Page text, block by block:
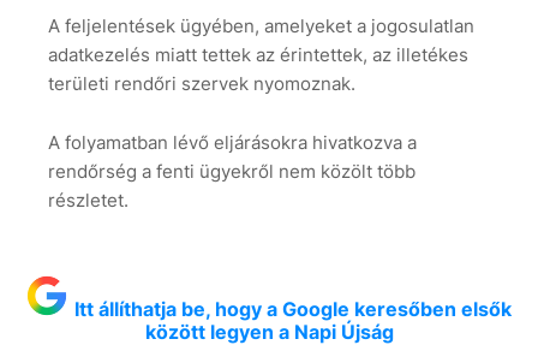
A feljelentések ügyében, amelyeket a jogosulatlan
adatkezelés miatt tettek az érintettek, az illetékes
területi rendőri szervek nyomoznak.
A folyamatban lévő eljárásokra hivatkozva a
rendőrség a fenti ügyekről nem közölt több
részletet.
Itt állíthatja be, hogy a Google keresőben elsők
között legyen a Napi Újság